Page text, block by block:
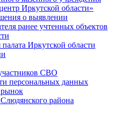
Иркутской области»
о выявлении
ранее учтенных объектов
палата Иркутской области
СВО
персональных данных
рынок
района